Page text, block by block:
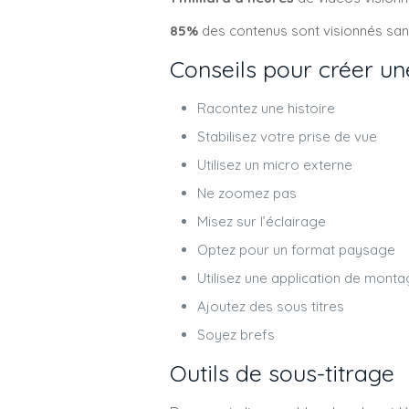
85% des contenus sont visionnés
Conseils pour créer
Racontez une histoire
Stabilisez votre prise de vue
Utilisez un micro externe
Ne zoomez pas
Misez sur l’éclairage
Optez pour un format paysage
Utilisez une application de
Ajoutez des sous titres
Soyez brefs
Outils de sous-titrage